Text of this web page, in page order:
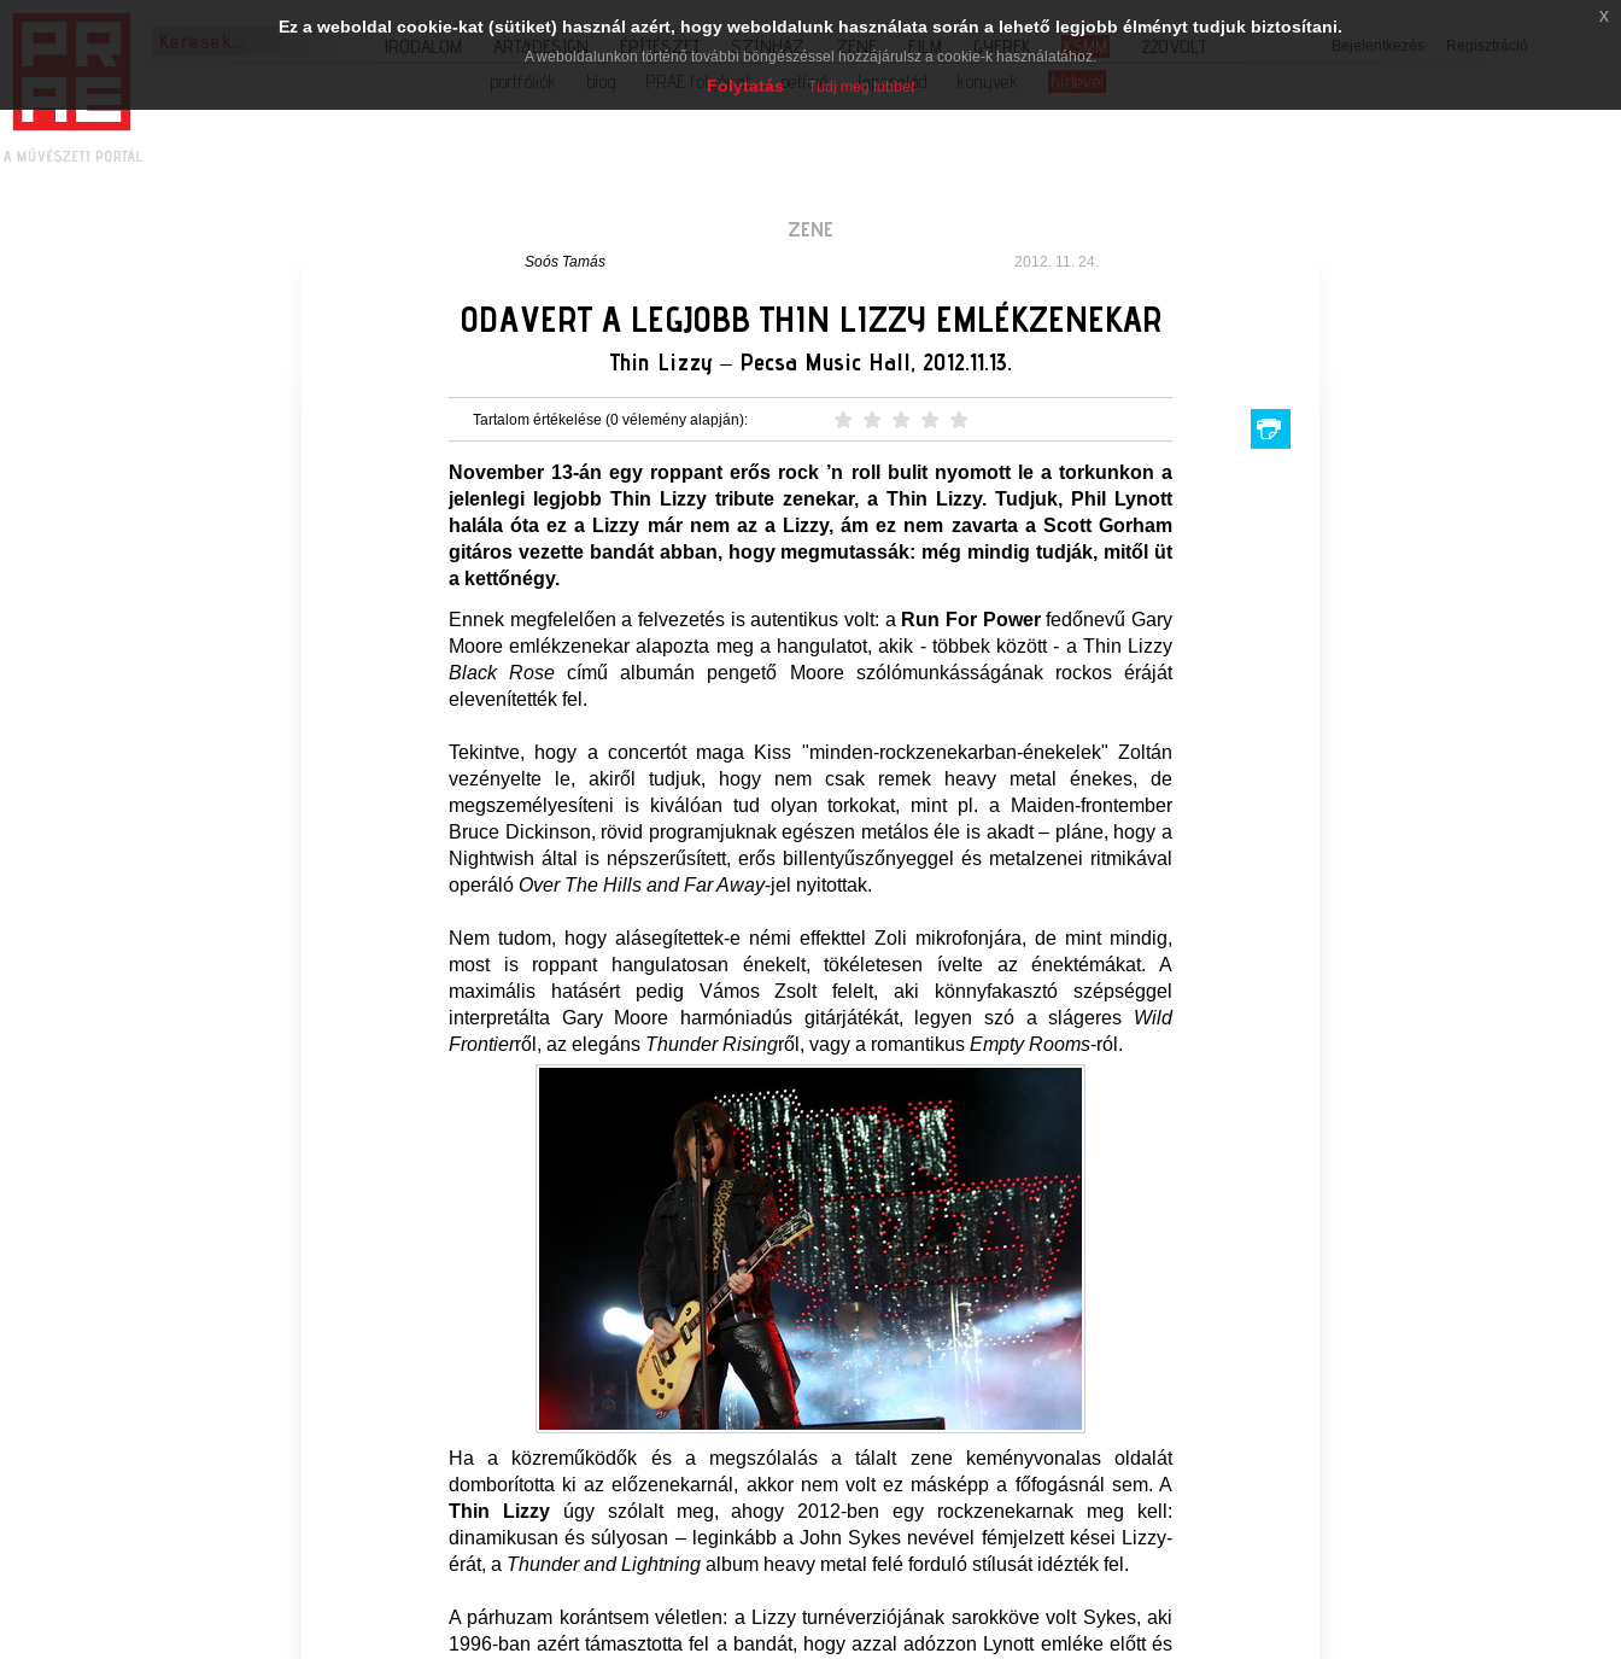
Bejelentkezés Regisztráció
IRODALOM ART&DESIGN ÉPÍTÉSZET SZÍNHÁZ ZENE FILM GYEREK KSMM
220VOLT
portfóliók
blog PRAE folyóirat petíció lapcsalád könyvek hírlevél
ZENE
Soós Tamás 2012. 11. 24.
ODAVERT A LEGJOBB THIN LIZZY EMLÉKZENEKAR
Thin Lizzy – Pecsa Music Hall, 2012.11.13.
Tartalom értékelése (0 vélemény alapján):
November 13-án egy roppant erős rock ’n roll bulit nyomott le a torkunkon a
jelenlegi legjobb Thin Lizzy tribute zenekar, a Thin Lizzy. Tudjuk, Phil Lynott
halála óta ez a Lizzy már nem az a Lizzy, ám ez nem zavarta a Scott Gorham
gitáros vezette bandát abban, hogy megmutassák: még mindig tudják, mitől üt
a kettőnégy.
Ennek megfelelően a felvezetés is autentikus volt: a Run For Powerfedőnevű Gary
Moore emlékzenekar alapozta meg a hangulatot, akik - többek között - a Thin Lizzy
Black Rose című albumán pengető Moore szólómunkásságának rockos éráját
elevenítették fel.
Tekintve, hogy a concertót maga Kiss "minden-rockzenekarban-énekelek" Zoltán
vezényelte le, akiről tudjuk, hogy nem csak remek heavy metal énekes, de
megszemélyesíteni is kiválóan tud olyan torkokat, mint pl. a Maiden-frontember
Bruce Dickinson, rövid programjuknak egészen metálos éle is akadt – pláne, hogy a
Nightwish által is népszerűsített, erős billentyűszőnyeggel és metalzenei ritmikával
operáló Over The Hills and Far Away-jel nyitottak.
Nem tudom, hogy alásegítettek-e némi effekttel Zoli mikrofonjára, de mint mindig,
most is roppant hangulatosan énekelt, tökéletesen ívelte az énektémákat. A
maximális hatásért pedig Vámos Zsolt felelt, aki könnyfakasztó szépséggel
interpretálta Gary Moore harmóniadús gitárjátékát, legyen szó a slágeres Wild
Frontierről, az elegáns Thunder Risingről, vagy a romantikus Empty Rooms-ról.
Ha a közreműködők és a megszólalás a tálalt zene keményvonalas oldalát
domborította ki az előzenekarnál, akkor nem volt ez másképp a főfogásnál sem. A
Thin Lizzyúgy szólalt meg, ahogy 2012-ben egy rockzenekarnak meg kell:
dinamikusan és súlyosan – leginkább a John Sykes nevével fémjelzett kései Lizzy-
érát, a Thunder and Lightningalbum heavy metal felé forduló stílusát idézték fel.
A párhuzam korántsem véletlen: a Lizzy turnéverziójának sarokköve volt Sykes, aki
1996-ban azért támasztotta fel a bandát, hogy azzal adózzon Lynott emléke előtt és
Ez a weboldal cookie-kat (sütiket) használ azért, hogy weboldalunk használata során a lehető legjobb élményt tudjuk biztosítani.
A weboldalunkon történő további böngészéssel hozzájárulsz a cookie-k használatához.
Folytatás Tudj meg többet
x